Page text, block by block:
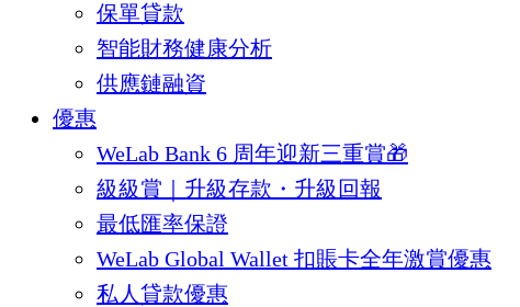
保單貸款
智能財務健康分析
供應鏈融資
優惠
WeLab Bank 6 周年迎新三重賞🎁
級級賞｜升級存款・升級回報
最低匯率保證
WeLab Global Wallet 扣賬卡全年激賞優惠
私人貸款優惠